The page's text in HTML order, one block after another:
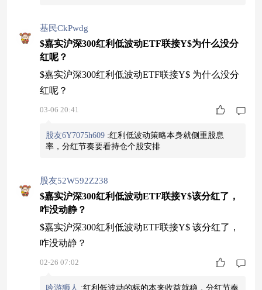
基民CkPwdg
$嘉实沪深300红利低波动ETF联接Y$为什么没分
红呢？
$嘉实沪深300红利低波动ETF联接Y$ 为什么没分
红呢？
03-06 20:41
股友6Y7075h609 :红利低波动策略本身就侧重股息
率，分红节奏要看持仓个股安排
股友52W592Z238
$嘉实沪深300红利低波动ETF联接Y$该分红了，
咋没动静？
$嘉实沪深300红利低波动ETF联接Y$ 该分红了，
咋没动静？
02-26 07:02
吟游狮人 :红利低波动的标的本来收益就稳，分红节奏